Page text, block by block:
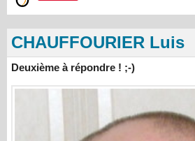
CHAUFFOURIER Luis
Deuxième à répondre ! ;-)